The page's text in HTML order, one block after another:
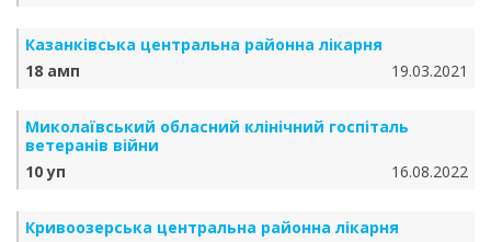
Казанківська центральна районна лікарня
18 амп
19.03.2021
Миколаївський обласний клінічний госпіталь
ветеранів війни
10 уп
16.08.2022
Кривоозерська центральна районна лікарня